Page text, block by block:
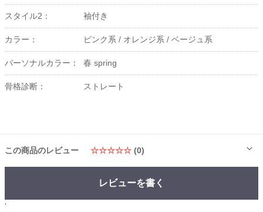
スタイル2： 袖付き
カラー： ピンク系 / オレンジ系 / ベージュ系
パーソナルカラー： 春 spring
骨格診断： ストレート
この商品のレビュー ☆☆☆☆☆ (0)
レビューを書く
'